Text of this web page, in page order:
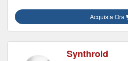
Acquista Ora
Synthroid